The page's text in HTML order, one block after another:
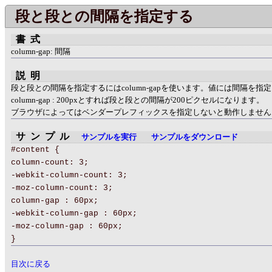
段と段との間隔を指定する
書式
column-gap: 間隔
説明
段と段との間隔を指定するにはcolumn-gapを使います。値には間隔を指定
column-gap : 200pxとすれば段と段との間隔が200ピクセルになります。
ブラウザによってはベンダープレフィックスを指定しないと動作しません
サンプル サンプルを実行 サンプルをダウンロード
#content {
column-count: 3;
-webkit-column-count: 3;
-moz-column-count: 3;
column-gap : 60px;
-webkit-column-gap : 60px;
-moz-column-gap : 60px;
}
目次に戻る